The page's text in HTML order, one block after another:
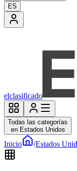
ES
elclasificado
Todas las categorías
en Estados Unidos
Inicio /Estados